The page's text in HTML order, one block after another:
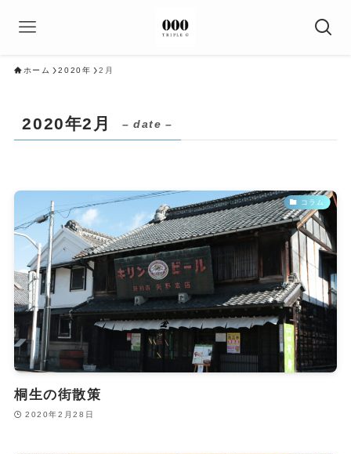
ホーム 2020年 2月
2020年2月 – date –
コラム
桐生の街散策
2020年2月28日